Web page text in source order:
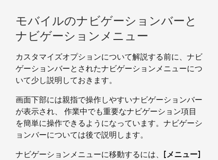
モバイルのナビゲーションバーと
ナビゲーションメニュー
カスタマイズオプションについて解説する前に、ナビ
ゲーションバーとされたナビゲーションメニューにつ
いて少し説明しておきます。
画面下部には親指で操作しやすいナビゲーションバー
が表示され、 作業中でも重要なナビゲーション項目
を簡単に操作できるようになっています。ナビゲーシ
ョンバーについては後で説明します。
ナビゲーションメニューに移動するには、
[メニュー]